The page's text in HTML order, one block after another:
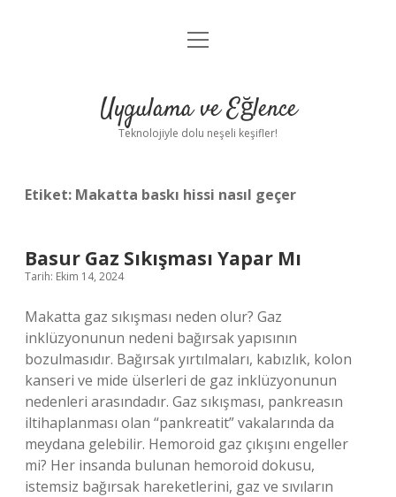
Anasayfa
Yasal Uyarı
menüyü
Uygulama ve Eğlence
Teknolojiyle dolu neşeli keşifler!
Etiket: Makatta baskı hissi nasıl geçer
Basur Gaz Sıkışması Yapar Mı
Tarih: Ekim 14, 2024
Makatta gaz sıkışması neden olur? Gaz
inklüzyonunun nedeni bağırsak yapısının
bozulmasıdır. Bağırsak yırtılmaları, kabızlık, kolon
kanseri ve mide ülserleri de gaz inklüzyonunun
nedenleri arasındadır. Gaz sıkışması, pankreasın
iltihaplanması olan “pankreatit” vakalarında da
meydana gelebilir. Hemoroid gaz çıkışını engeller
mi? Her insanda bulunan hemoroid dokusu,
istemsiz bağırsak hareketlerini, gaz ve sıvıların